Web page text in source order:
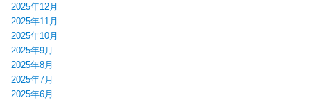
2025年12月
2025年11月
2025年10月
2025年9月
2025年8月
2025年7月
2025年6月